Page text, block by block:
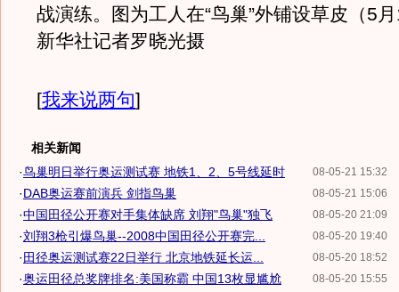
战演练。图为工人在“鸟巢”外铺设草皮（5
新华社记者罗晓光摄
[我来说两句]
相关新闻
08-05-21 15:32
·鸟巢明日举行奥运测试赛 地铁1、2、5号线延时
08-05-21 15:06
·DAB奥运赛前演兵 剑指鸟巢
08-05-20 21:09
·中国田径公开赛对手集体缺席 刘翔"鸟巢"独飞
08-05-20 19:40
·刘翔3枪引爆鸟巢--2008中国田径公开赛完...
08-05-20 18:52
· 田径奥运测试赛22日举行 北京地铁延长运...
08-05-20 15:55
·奥运田径总奖牌排名:美国称霸 中国13枚显尴尬